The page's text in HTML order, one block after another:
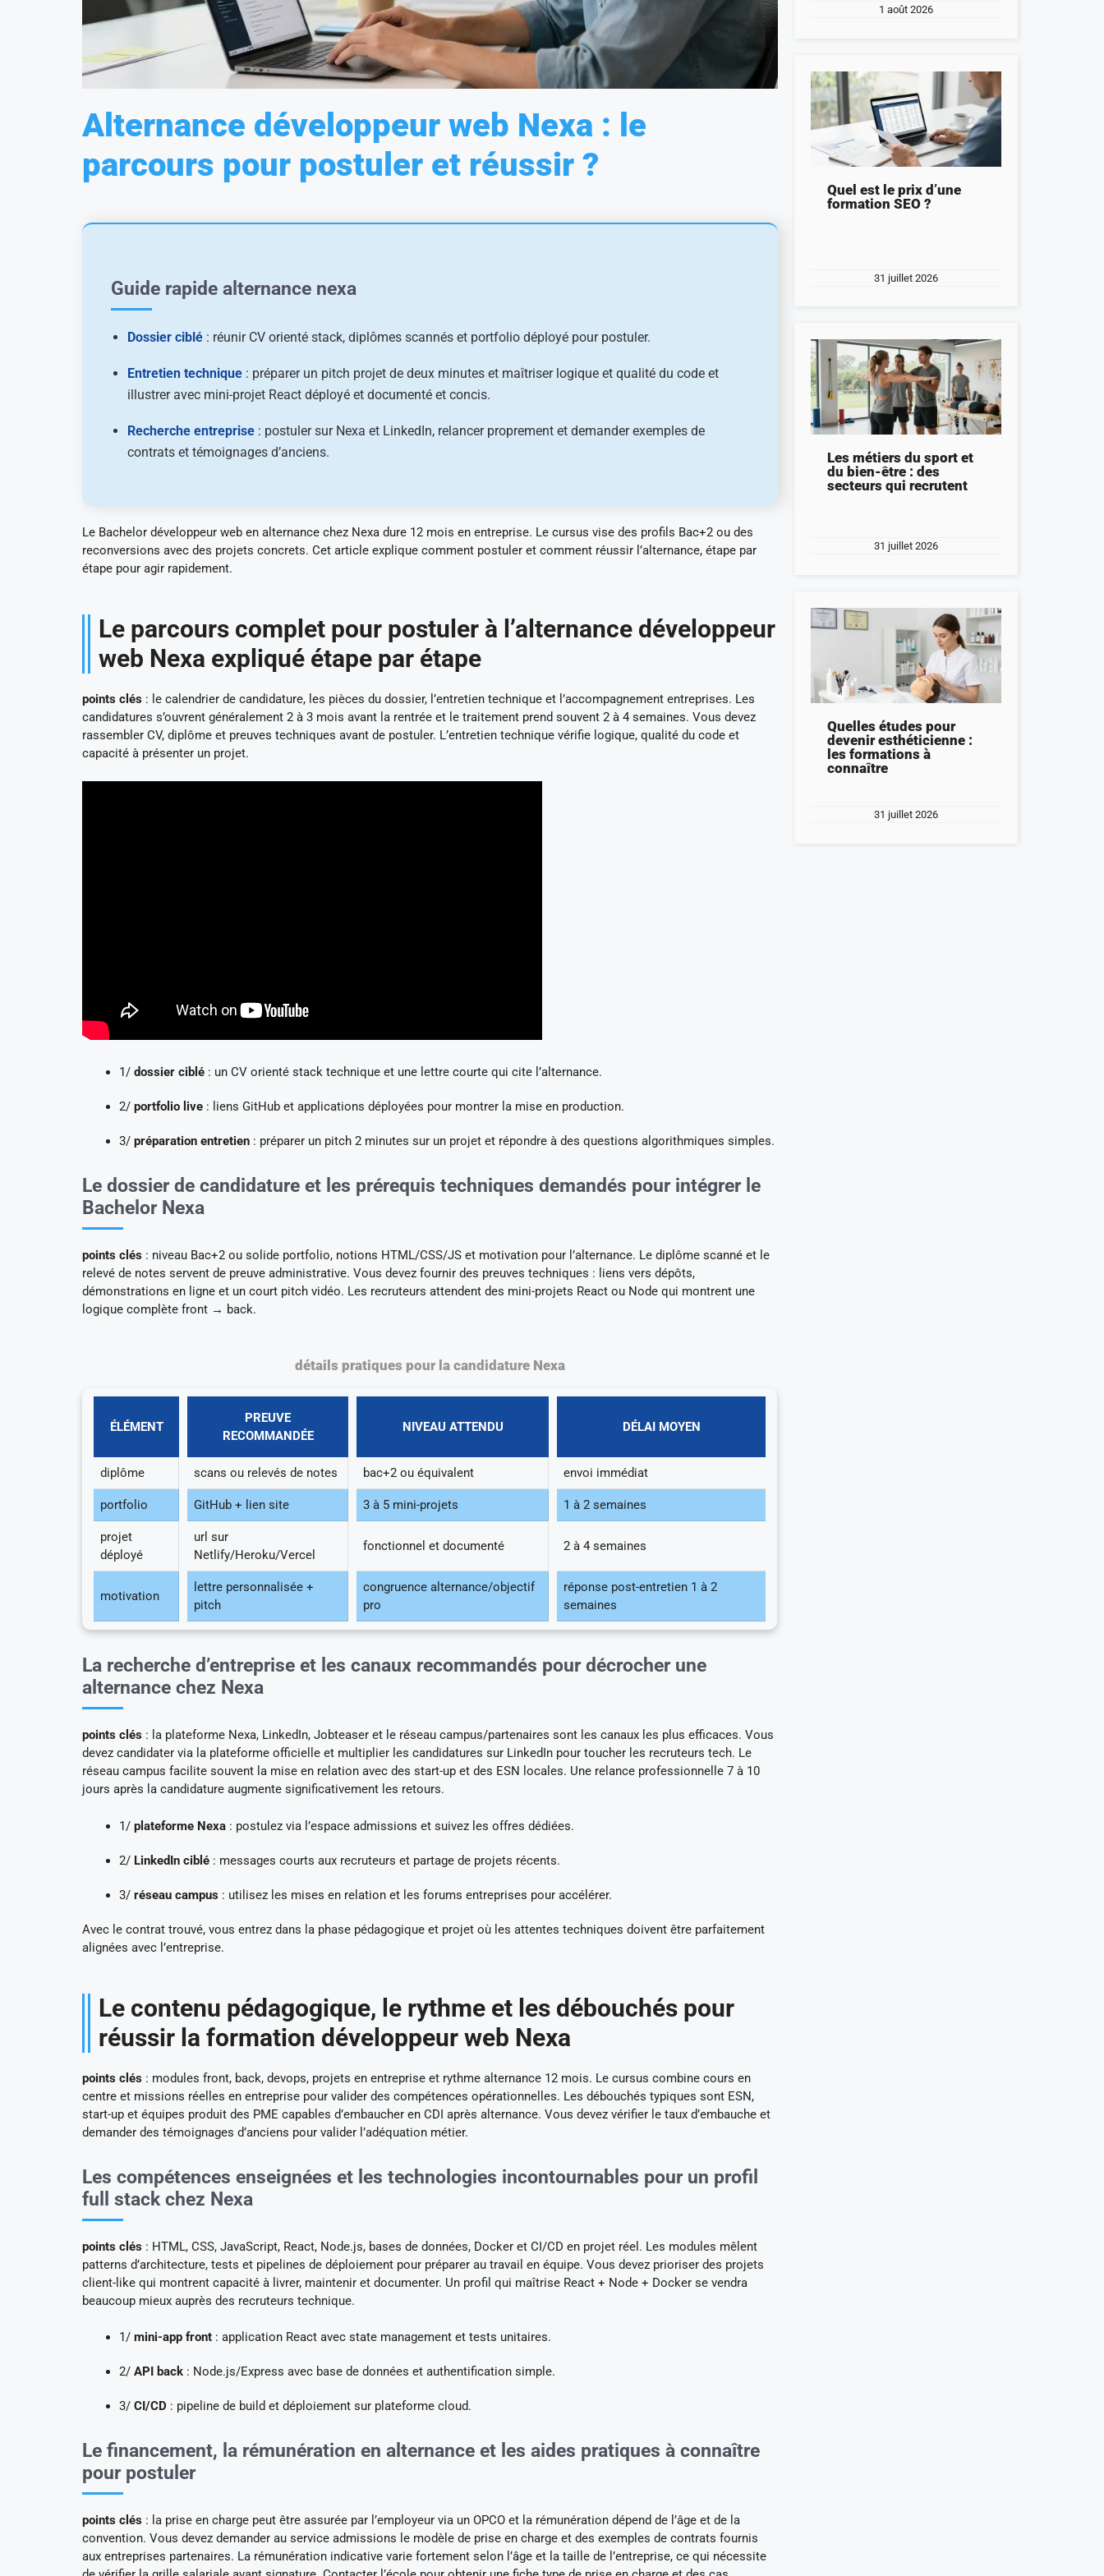
Alternance développeur web Nexa : le
parcours pour postuler et réussir ?
Guide rapide alternance nexa
Dossier ciblé : réunir CV orienté stack, diplômes scannés et portfolio déployé pour postuler.
Entretien technique : préparer un pitch projet de deux minutes et maîtriser logique et qualité du code et
illustrer avec mini-projet React déployé et documenté et concis.
Recherche entreprise : postuler sur Nexa et LinkedIn, relancer proprement et demander exemples de
contrats et témoignages d’anciens.
Le Bachelor développeur web en alternance chez Nexa dure 12 mois en entreprise. Le cursus vise des profils Bac+2 ou des
reconversions avec des projets concrets. Cet article explique comment postuler et comment réussir l’alternance, étape par
étape pour agir rapidement.
Le parcours complet pour postuler à l’alternance développeur
web Nexa expliqué étape par étape
points clés : le calendrier de candidature, les pièces du dossier, l’entretien technique et l’accompagnement entreprises. Les
candidatures s’ouvrent généralement 2 à 3 mois avant la rentrée et le traitement prend souvent 2 à 4 semaines. Vous devez
rassembler CV, diplôme et preuves techniques avant de postuler. L’entretien technique vérifie logique, qualité du code et
capacité à présenter un projet.
1/ dossier ciblé : un CV orienté stack technique et une lettre courte qui cite l’alternance.
2/ portfolio live : liens GitHub et applications déployées pour montrer la mise en production.
3/ préparation entretien : préparer un pitch 2 minutes sur un projet et répondre à des questions algorithmiques simples.
Le dossier de candidature et les prérequis techniques demandés pour intégrer le
Bachelor Nexa
points clés : niveau Bac+2 ou solide portfolio, notions HTML/CSS/JS et motivation pour l’alternance. Le diplôme scanné et le
relevé de notes servent de preuve administrative. Vous devez fournir des preuves techniques : liens vers dépôts,
démonstrations en ligne et un court pitch vidéo. Les recruteurs attendent des mini-projets React ou Node qui montrent une
logique complète front → back.
détails pratiques pour la candidature Nexa
ÉLÉMENT
PREUVE
RECOMMANDÉE
NIVEAU ATTENDU DÉLAI MOYEN
diplôme scans ou relevés de notes bac+2 ou équivalent envoi immédiat
portfolio GitHub + lien site 3 à 5 mini-projets 1 à 2 semaines
projet
déployé
url sur
Netlify/Heroku/Vercel
fonctionnel et documenté 2 à 4 semaines
motivation
lettre personnalisée +
pitch
congruence alternance/objectif
pro
réponse post-entretien 1 à 2
semaines
La recherche d’entreprise et les canaux recommandés pour décrocher une
alternance chez Nexa
points clés : la plateforme Nexa, LinkedIn, Jobteaser et le réseau campus/partenaires sont les canaux les plus efficaces. Vous
devez candidater via la plateforme officielle et multiplier les candidatures sur LinkedIn pour toucher les recruteurs tech. Le
réseau campus facilite souvent la mise en relation avec des start-up et des ESN locales. Une relance professionnelle 7 à 10
jours après la candidature augmente significativement les retours.
1/ plateforme Nexa : postulez via l’espace admissions et suivez les offres dédiées.
2/ LinkedIn ciblé : messages courts aux recruteurs et partage de projets récents.
3/ réseau campus : utilisez les mises en relation et les forums entreprises pour accélérer.
Avec le contrat trouvé, vous entrez dans la phase pédagogique et projet où les attentes techniques doivent être parfaitement
alignées avec l’entreprise.
Le contenu pédagogique, le rythme et les débouchés pour
réussir la formation développeur web Nexa
points clés : modules front, back, devops, projets en entreprise et rythme alternance 12 mois. Le cursus combine cours en
centre et missions réelles en entreprise pour valider des compétences opérationnelles. Les débouchés typiques sont ESN,
start-up et équipes produit des PME capables d’embaucher en CDI après alternance. Vous devez vérifier le taux d’embauche et
demander des témoignages d’anciens pour valider l’adéquation métier.
Les compétences enseignées et les technologies incontournables pour un profil
full stack chez Nexa
points clés : HTML, CSS, JavaScript, React, Node.js, bases de données, Docker et CI/CD en projet réel. Les modules mêlent
patterns d’architecture, tests et pipelines de déploiement pour préparer au travail en équipe. Vous devez prioriser des projets
client-like qui montrent capacité à livrer, maintenir et documenter. Un profil qui maîtrise React + Node + Docker se vendra
beaucoup mieux auprès des recruteurs technique.
1/ mini-app front : application React avec state management et tests unitaires.
2/ API back : Node.js/Express avec base de données et authentification simple.
3/ CI/CD : pipeline de build et déploiement sur plateforme cloud.
Le financement, la rémunération en alternance et les aides pratiques à connaître
pour postuler
points clés : la prise en charge peut être assurée par l’employeur via un OPCO et la rémunération dépend de l’âge et de la
convention. Vous devez demander au service admissions le modèle de prise en charge et des exemples de contrats fournis
aux entreprises partenaires. La rémunération indicative varie fortement selon l’âge et la taille de l’entreprise, ce qui nécessite
1 août 2026
Quel est le prix d’une
formation SEO ?
31 juillet 2026
Les métiers du sport et
du bien-être : des
secteurs qui recrutent
31 juillet 2026
Quelles études pour
devenir esthéticienne :
les formations à
connaître
31 juillet 2026